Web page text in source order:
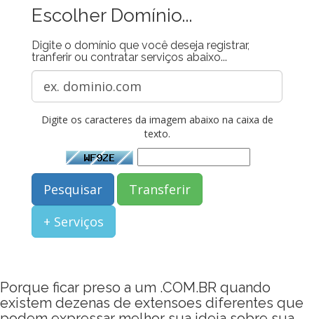
Escolher Domínio...
Digite o domínio que você deseja registrar,
tranferir ou contratar serviços abaixo...
Digite os caracteres da imagem abaixo na caixa de
texto.
Porque ficar preso a um .COM.BR quando
existem dezenas de extensoes diferentes que